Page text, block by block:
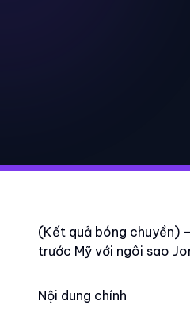
(Kết quả bóng chuyền)
trước Mỹ với ngôi sao
Nội dung chính